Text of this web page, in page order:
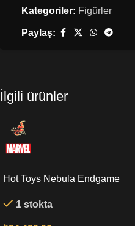
Kategoriler: Figürler
Paylaş:
İlgili ürünler
Hot Toys Nebula Endgame
1 stokta